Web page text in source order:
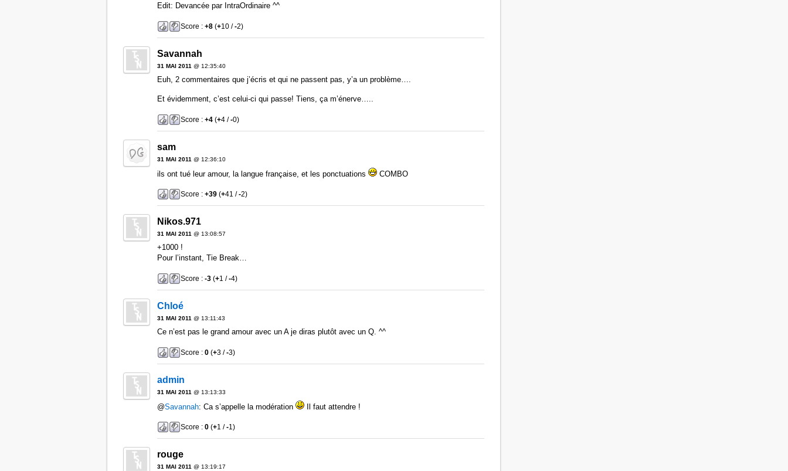
Edit: Devancée par IntraOrdinaire ^^
Score : +8(+10 /-2)
Savannah
31 MAI 2011 @ 12:35:40
Euh, 2 commentaires que j’écris et qui ne passent pas, y’a un problème….
Et évidemment, c’est celui-ci qui passe! Tiens, ça m’énerve…..
Score : +4(+4 /-0)
sam
31 MAI 2011 @ 12:36:10
ils ont tué leur amour, la langue française, et les ponctuations COMBO
Score : +39(+41 /-2)
Nikos.971
31 MAI 2011@ 13:08:57
+1000 !
Pour l’instant, Tie Break…
Score : -3(+1 /-4)
Chloé
31 MAI 2011 @ 13:11:43
Ce n’est pas le grand amour avec un A je diras plutôt avec un Q. ^^
Score : 0(+3 /-3)
admin
31 MAI 2011 @ 13:13:33
@Savannah: Ca s’appelle la modération Il faut attendre !
Score : 0(+1 /-1)
rouge
31 MAI 2011 @ 13:19:17